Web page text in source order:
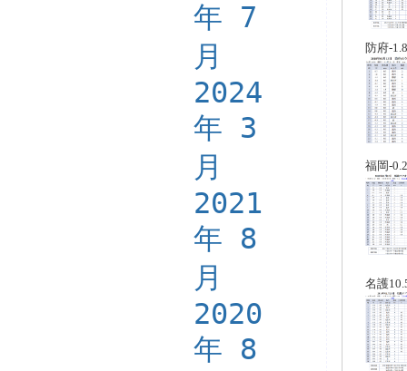
年 7
月
2024
年 3
月
2021
年 8
月
2020
年 8
防府-
福岡-
名護